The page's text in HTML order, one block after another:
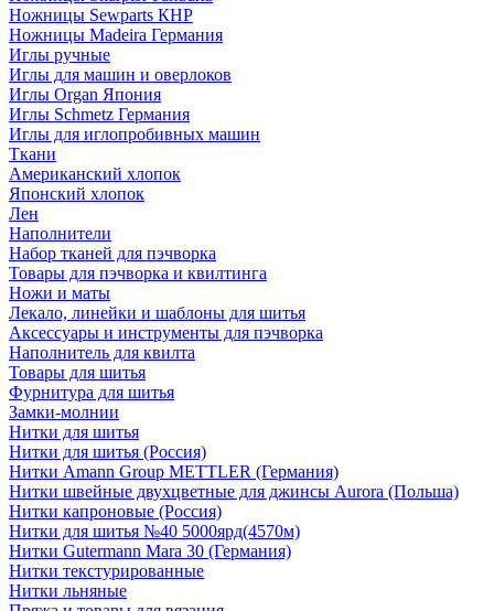
Ножницы Sewparts КНР
Ножницы Madeira Германия
Иглы ручные
Иглы для машин и оверлоков
Иглы Organ Япония
Иглы Schmetz Германия
Иглы для иглопробивных машин
Ткани
Американский хлопок
Японский хлопок
Лен
Наполнители
Набор тканей для пэчворка
Товары для пэчворка и квилтинга
Ножи и маты
Лекало, линейки и шаблоны для шитья
Аксессуары и инструменты для пэчворка
Наполнитель для квилта
Товары для шитья
Фурнитура для шитья
Замки-молнии
Нитки для шитья
Нитки для шитья (Россия)
Нитки Amann Group METTLER (Германия)
Нитки швейные двухцветные для джинсы Aurora (Польша)
Нитки капроновые (Россия)
Нитки для шитья №40 5000ярд(4570м)
Нитки Gutermann Mara 30 (Германия)
Нитки текстурированные
Нитки льняные